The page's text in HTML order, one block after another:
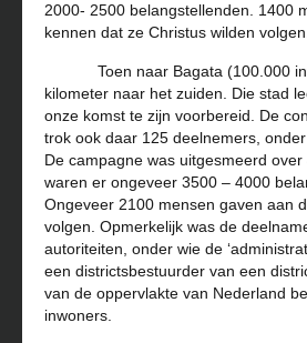
2000- 2500 belangstellenden. 1400
kennen dat ze Christus wilden volgen.
Toen naar Bagata (100.000
kilometer naar het zuiden. Die stad
onze komst te zijn voorbereid. De
trok ook daar 125 deelnemers,
De campagne was uitgesmeerd
waren er ongeveer 3500 – 4000
Ongeveer 2100 mensen gaven aan
volgen. Opmerkelijk was de
autoriteiten, onder wie de
een districtsbestuurder van een
van de oppervlakte van Nederland
inwoners.